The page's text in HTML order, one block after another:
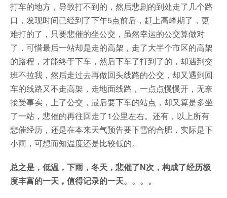
打车的地方，导致打不到的，然后悲剧的到处走了几个路
口，发现时间已经到了下午5点前后，赶上高峰期了，更
难打的了，只要悲催的坐公交，虽然幸运的公交算做对
了，可惜最后一站却是走的高架，走了大半个市区的高架
的路程，才能终于下车，然后下车了打到了的，却遇到交
班不拉我，然后走过去再做回头线路的公交，却又遇到回
车的线路又不走高架，走地面线路，一点点慢慢开，无奈
接受事实，上了公交，最后要下车的站点，却又算是多坐
了一站，悲催的再往回走了1公里左右。还有，以上所有
悲催经历，还是在本来天气预告要下雪的合肥，实际是下
小雨，可想而知温度还是比较低的。
总之是，低温，下雨，冬天，悲催了N次，构成了经历极
度丰富的一天，值得记录的一天。。。。